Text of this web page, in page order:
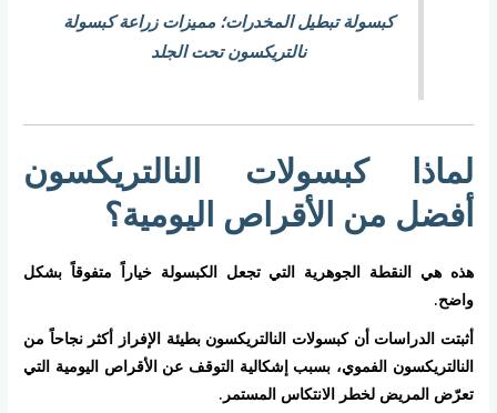
كبسولة تبطيل المخدرات؛ مميزات زراعة كبسولة
نالتريكسون تحت الجلد
لماذا كبسولات النالتريكسون
أفضل من الأقراص اليومية؟
هذه هي النقطة الجوهرية التي تجعل الكبسولة خياراً متفوقاً بشكل
واضح.
أثبتت الدراسات أن كبسولات النالتريكسون بطيئة الإفراز أكثر نجاحاً من
النالتريكسون الفموي، بسبب إشكالية التوقف عن الأقراص اليومية التي
تعرّض المريض لخطر الانتكاس المستمر.